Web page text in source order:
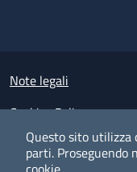
Questo sito utilizza
parti. Proseguendo
Small prints
Note legali
Cookies Policy
Policy privacy e